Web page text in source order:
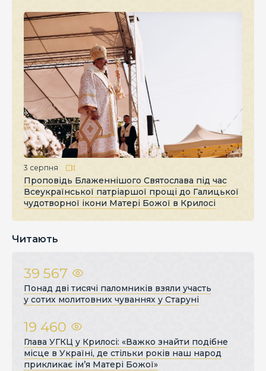
3 серпня
Проповідь Блаженнішого Святослава під час
Всеукраїнської патріаршої прощі до Галицької
чудотворної ікони Матері Божої в Крилосі
Читають
39 567
Понад дві тисячі паломників взяли участь
у сотих молитовних чуваннях у Старуні
19 460
Глава УГКЦ у Крилосі: «Важко знайти подібне
місце в Україні, де стільки років наш народ
прикликає ім’я Матері Божої»